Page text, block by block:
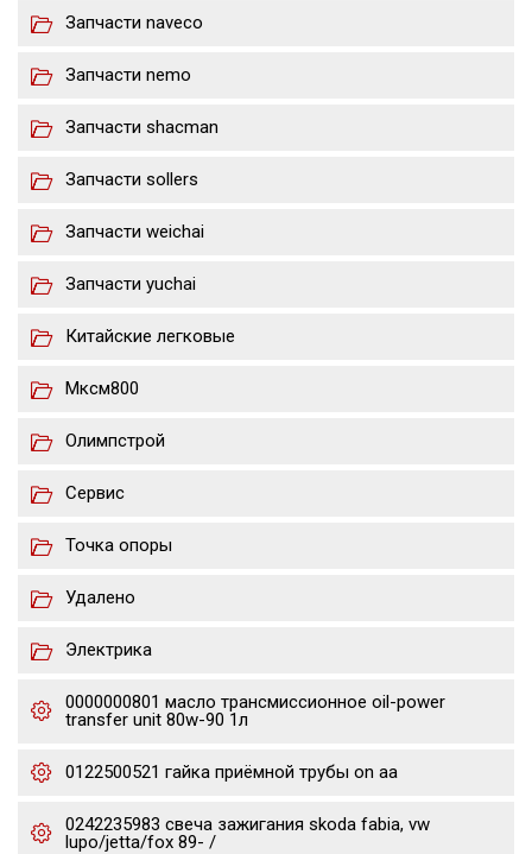
Запчасти naveco
Запчасти nemo
Запчасти shacman
Запчасти sollers
Запчасти weichai
Запчасти yuchai
Китайские легковые
Мксм800
Олимпстрой
Сервис
Точка опоры
Удалено
Электрика
0000000801 масло трансмиссионное oil-power
transfer unit 80w-90 1л
0122500521 гайка приёмной трубы on aa
0242235983 свеча зажигания skoda fabia, vw
lupo/jetta/fox 89- /